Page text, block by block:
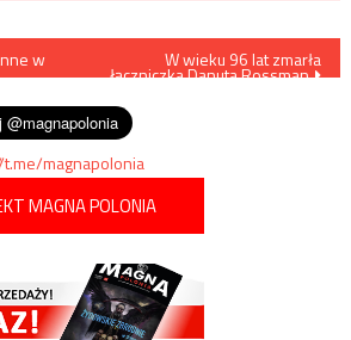
w W wieku 96 lat zmarła
łączniczka Danuta Rossman
magnapolonia
MAGNA POLONIA